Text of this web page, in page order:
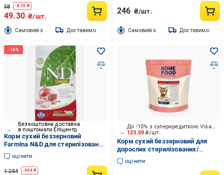
58 -8.70 ₴
49.30 ₴/шт.
Cамовивіз Доставимо
246 ₴/шт.
Cамовивіз Доставимо
Безкоштовна доставка
в поштомати Епіцентр
Корм сухий беззерновий
Farmina N&D для стерилізованих
дорослих котів курка з гранатом
1,5 кг
оцінити
1 254 -204₴
123.59₴/шт.
До -10% з суперкредиткою Visa Вигода
Корм сухий беззерновий для
дорослих стерилізованих/
кастрованих котів Home Food
Качка та груша Grain-free
оцінити